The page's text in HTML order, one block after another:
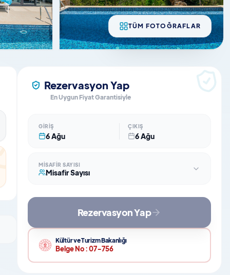
TÜM FOTOĞRAFLAR
Rezervasyon Yap
En Uygun Fiyat Garantisiyle
GIRIŞ
6 Ağu
ÇIKIŞ
6 Ağu
MISAFIR SAYISI
Misafir Sayısı
Rezervasyon Yap
Kültür ve Turizm Bakanlığı
Belge No :07-756